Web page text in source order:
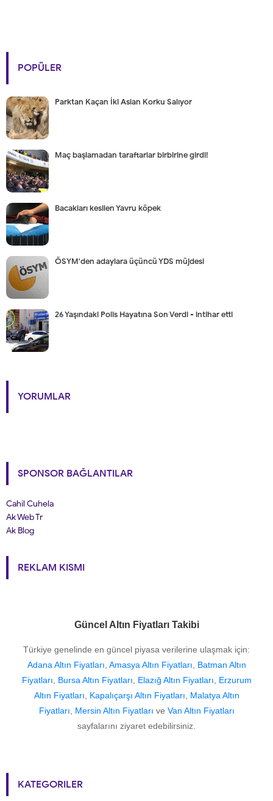
POPÜLER
Parktan Kaçan İki Aslan Korku Salıyor
Maç başlamadan taraftarlar birbirine girdi!
Bacakları kesilen Yavru köpek
ÖSYM'den adaylara üçüncü YDS müjdesi
26 Yaşındaki Polis Hayatına Son Verdi - intihar etti
YORUMLAR
SPONSOR BAĞLANTILAR
Cahil Cuhela
Ak Web Tr
Ak Blog
REKLAM KISMI
Güncel Altın Fiyatları Takibi
Türkiye genelinde en güncel piyasa verilerine ulaşmak için:
Adana Altın Fiyatları, Amasya Altın Fiyatları, Batman Altın
Fiyatları, Bursa Altın Fiyatları, Elazığ Altın Fiyatları, Erzurum
Altın Fiyatları, Kapalıçarşı Altın Fiyatları, Malatya Altın
Fiyatları, Mersin Altın Fiyatları ve Van Altın Fiyatları
sayfalarını ziyaret edebilirsiniz.
KATEGORILER